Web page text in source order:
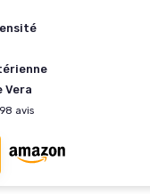
Vera
avis